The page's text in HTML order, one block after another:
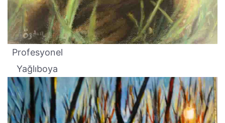
Profesyonel
Yağlıboya